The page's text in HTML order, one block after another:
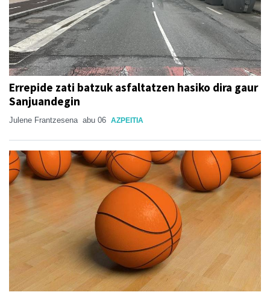
Errepide zati batzuk asfaltatzen hasiko dira gaur
Sanjuandegin
Julene Frantzesena abu 06 AZPEITIA